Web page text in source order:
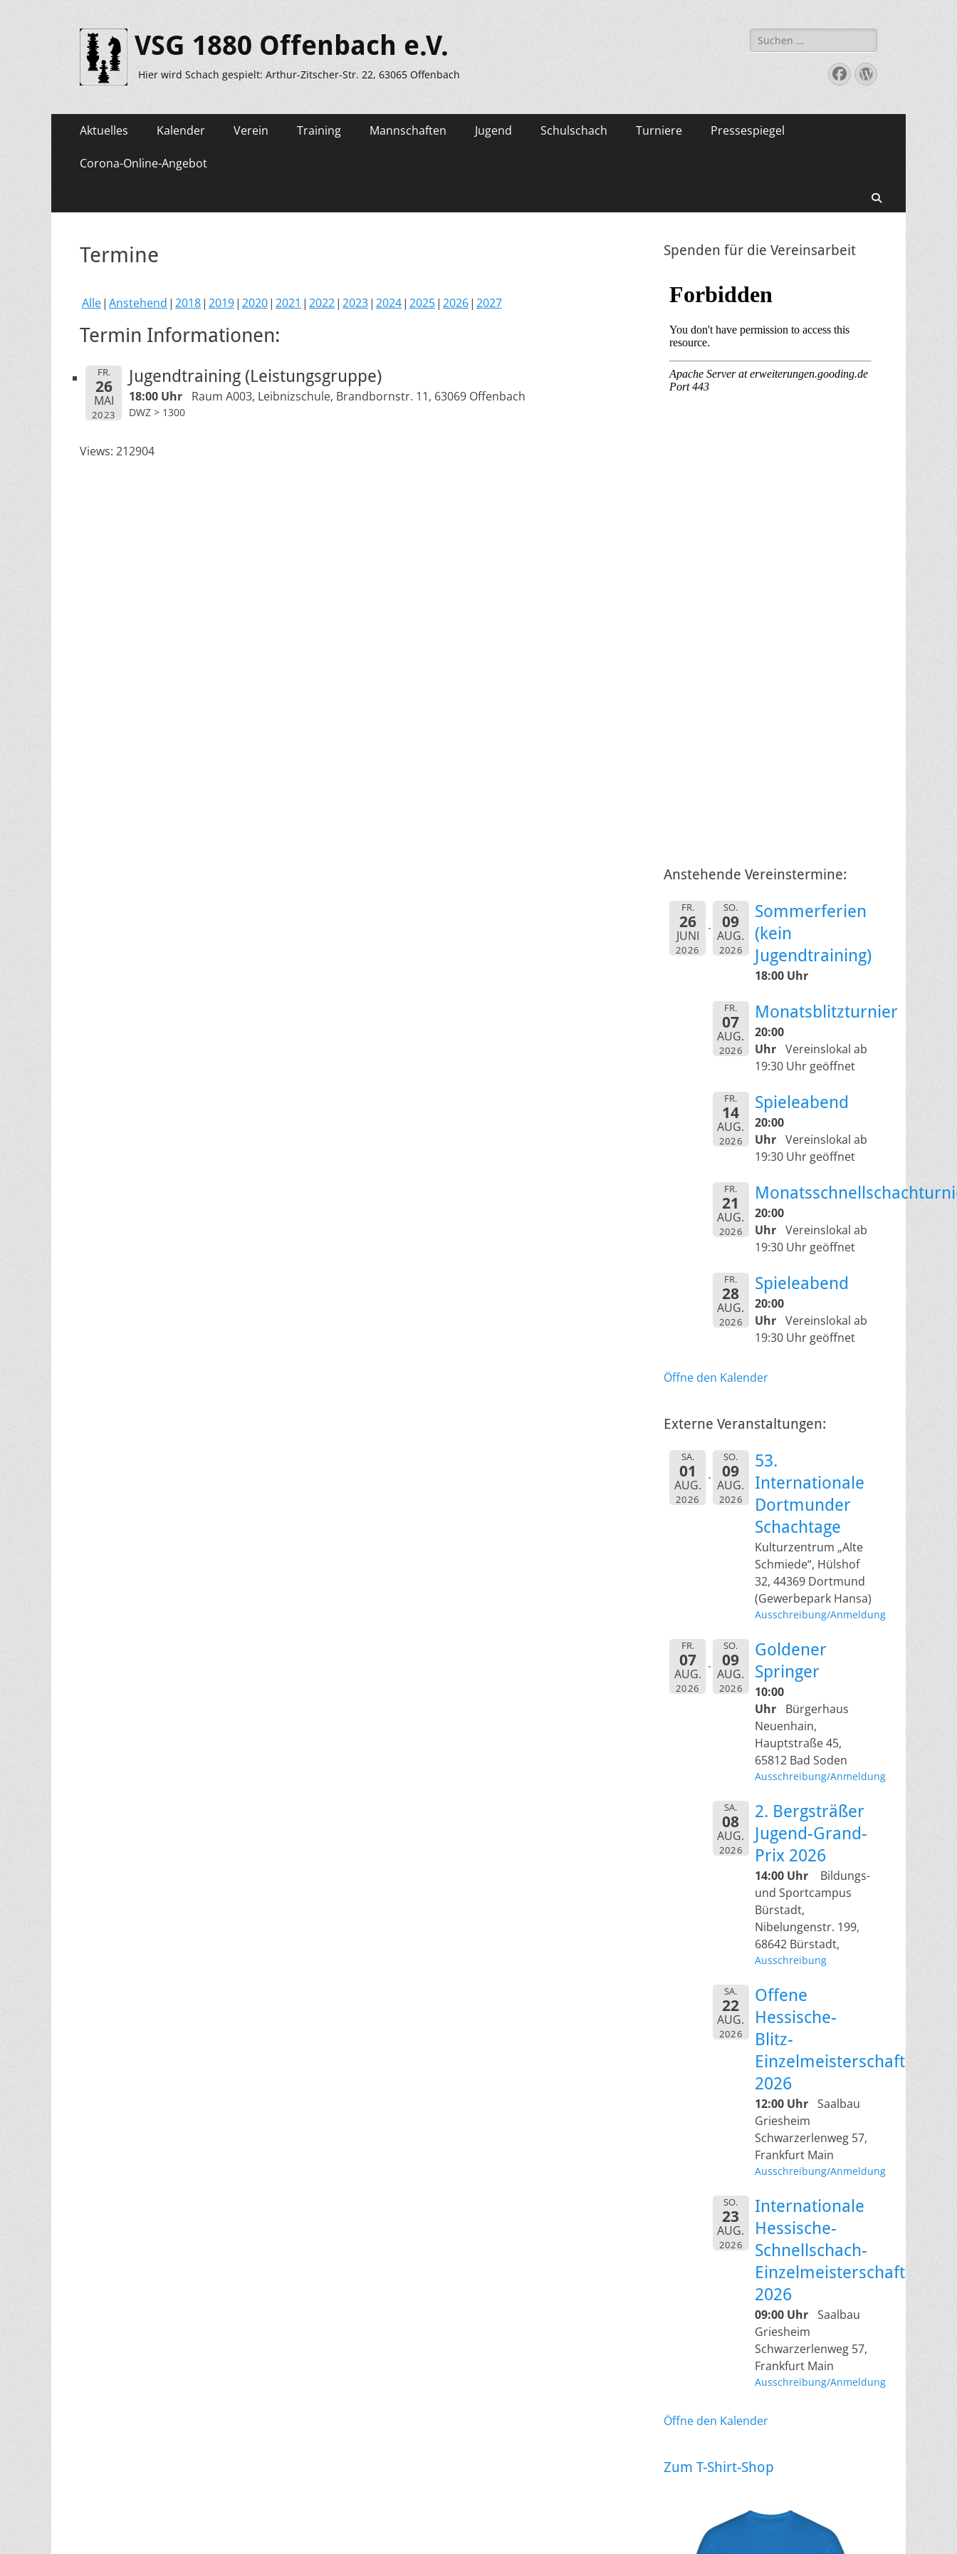
VSG 1880 Offenbach e.V.
Hier wird Schach gespielt: Arthur-Zitscher-Str. 22, 63065 Offenbach
Suche
nach:
Facebook
WordPress
Primäres
Zum
Inhalt
springen
Aktuelles Kalender Verein Training Mannschaften Jugend Schulschach Turniere Pressespiegel
Corona-Online-Angebot
Termine
Alle Anstehend 2018 2019 2020 2021 2022 2023 2024 2025 2026 2027
Termin Informationen:
FR.
26
MAI
2023
Jugendtraining (Leistungsgruppe)
18:00 Uhr Raum A003, Leibnizschule, Brandbornstr. 11, 63069 Offenbach
DWZ > 1300
Views: 212904
Spenden für die Vereinsarbeit
Anstehende Vereinstermine:
FR.
26
JUNI
2026
SO.
09
AUG.
2026
Sommerferien
(kein
Jugendtraining)
18:00 Uhr
FR.
07
AUG.
2026
Monatsblitzturnier
20:00
Uhr Vereinslokal ab
19:30 Uhr geöffnet
FR.
14
AUG.
2026
Spieleabend
20:00
Uhr Vereinslokal ab
19:30 Uhr geöffnet
FR.
21
AUG.
2026
20:00
Uhr Vereinslokal ab
19:30 Uhr geöffnet
FR.
28
AUG.
2026
Spieleabend
20:00
Uhr Vereinslokal ab
19:30 Uhr geöffnet
Öffne den Kalender
Externe Veranstaltungen:
SA.
01
AUG.
2026
SO.
09
AUG.
2026
53.
Internationale
Dortmunder
Schachtage
Kulturzentrum „Alte
Schmiede“, Hülshof
32, 44369 Dortmund
(Gewerbepark Hansa)
Ausschreibung/Anmeldung
FR.
07
AUG.
2026
SO.
09
AUG.
2026
Goldener
Springer
10:00
Uhr
Bürgerhaus
Neuenhain,
Hauptstraße 45,
65812 Bad Soden
Ausschreibung/Anmeldung
SA.
08
AUG.
2026
2. Bergsträßer
Jugend-Grand-
Prix 2026
14:00 Uhr
Bildungs-
und Sportcampus
Bürstadt,
Nibelungenstr. 199,
68642 Bürstadt,
Ausschreibung
SA.
22
AUG.
2026
Offene
Hessische-
Blitz-
Einzelmeisterschaft
2026
12:00 Uhr Saalbau
Griesheim
Schwarzerlenweg 57,
Frankfurt Main
Ausschreibung/Anmeldung
SO.
23
AUG.
2026
Internationale
Hessische-
Schnellschach-
Einzelmeisterschaft
2026
09:00 Uhr Saalbau
Griesheim
Schwarzerlenweg 57,
Frankfurt Main
Ausschreibung/Anmeldung
Öffne den Kalender
Zum T-Shirt-Shop